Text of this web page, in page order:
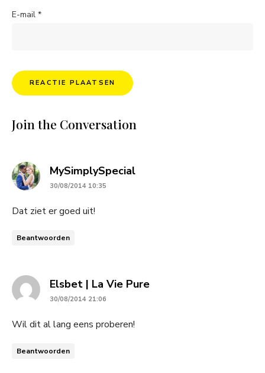
E-mail *
Join the Conversation
MySimplySpecialsays:
30/08/2014 10:35
Dat ziet er goed uit!
Beantwoorden
Elsbet | La Vie Puresays:
30/08/2014 21:06
Wil dit al lang eens proberen!
Beantwoorden